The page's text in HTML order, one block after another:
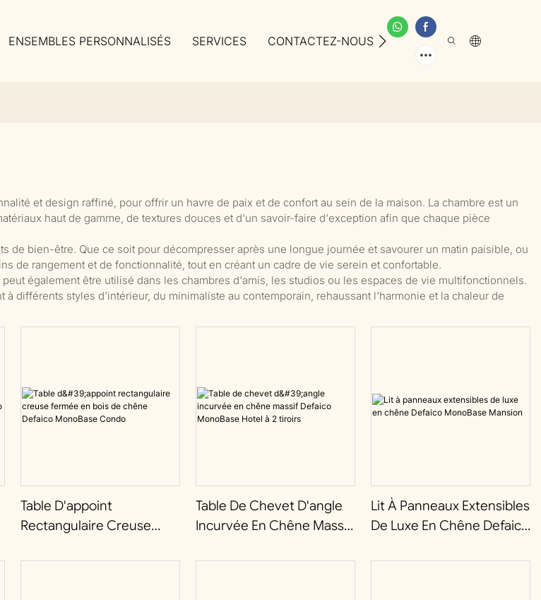
ENSEMBLES PERSONNALISÉS SERVICES CONTACTEZ-NOUS À PROPOS DE NOUS
et design raffiné, pour offrir un havre de paix et de confort au sein de la maison. La chambre est un
haut de gamme, de textures douces et d'un savoir-faire d'exception afin que chaque pièce
de bien-être. Que ce soit pour décompresser après une longue journée et savourer un matin paisible, ou
de rangement et de fonctionnalité, tout en créant un cadre de vie serein et confortable.
également être utilisé dans les chambres d'amis, les studios ou les espaces de vie multifonctionnels.
différents styles d'intérieur, du minimaliste au contemporain, rehaussant l'harmonie et la chaleur de
Table D'appoint
Rectangulaire Creuse
Defaico MonoBase Condo
Table De Chevet D'angle
Incurvée En Chêne Massif
2 Tiroirs
Lit À Panneaux Extensibles
De Luxe En Chêne Defaico